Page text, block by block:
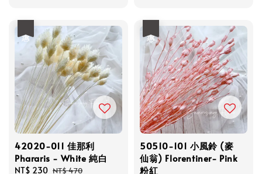
42020-011 佳那利
Phararis - White 純白
Sale
NT$ 230 Regular
NT$ 470
50510-101 小風鈴 (麥
仙翁) Florentiner- Pink
粉紅